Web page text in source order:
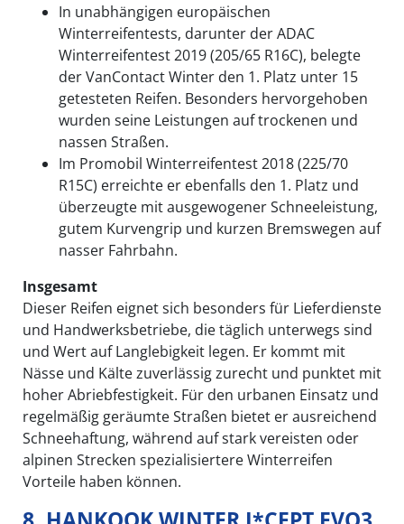
In unabhängigen europäischen
Winterreifentests, darunter der ADAC
Winterreifentest 2019 (205/65 R16C), belegte
der VanContact Winter den 1. Platz unter 15
getesteten Reifen. Besonders hervorgehoben
wurden seine Leistungen auf trockenen und
nassen Straßen.
Im Promobil Winterreifentest 2018 (225/70
R15C) erreichte er ebenfalls den 1. Platz und
überzeugte mit ausgewogener Schneeleistung,
gutem Kurvengrip und kurzen Bremswegen auf
nasser Fahrbahn.
Insgesamt
Dieser Reifen eignet sich besonders für Lieferdienste
und Handwerksbetriebe, die täglich unterwegs sind
und Wert auf Langlebigkeit legen. Er kommt mit
Nässe und Kälte zuverlässig zurecht und punktet mit
hoher Abriebfestigkeit. Für den urbanen Einsatz und
regelmäßig geräumte Straßen bietet er ausreichend
Schneehaftung, während auf stark vereisten oder
alpinen Strecken spezialisiertere Winterreifen
Vorteile haben können.